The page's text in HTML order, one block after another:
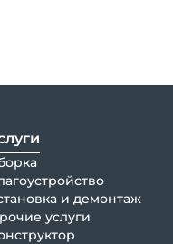
и демонтаж
услуги